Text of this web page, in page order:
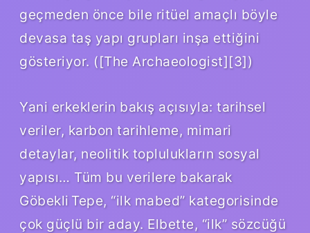
geçmeden önce bile ritüel amaçlı böyle
devasa taş yapı grupları inşa ettiğini
gösteriyor. ([The Archaeologist][3])
Yani erkeklerin bakış açısıyla: tarihsel
veriler, karbon tarihleme, mimari
detaylar, neolitik toplulukların sosyal
yapısı… Tüm bu verilere bakarak
Göbekli Tepe, “ilk mabed” kategorisinde
çok güçlü bir aday. Elbette, “ilk” sözcüğü